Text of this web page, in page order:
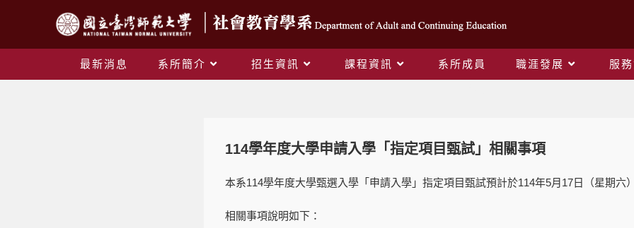
最新消息 系所簡介 招生資訊 課程資訊 系所成員 職涯發展 服
114學年度大學申請入學「指定項目甄試」相關事項
本系114學年度大學甄選入學「申請入學」指定項目甄試預計於114年5月17日（星期六
相關事項說明如下：